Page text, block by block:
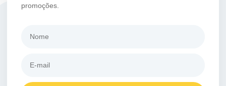
promoções.